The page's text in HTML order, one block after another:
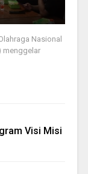
Nasional
menggelar
Visi Misi